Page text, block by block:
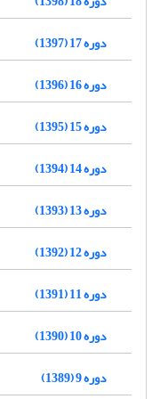
دوره 17 (1397)
دوره 16 (1396)
دوره 15 (1395)
دوره 14 (1394)
دوره 13 (1393)
دوره 12 (1392)
دوره 11 (1391)
دوره 10 (1390)
دوره 9 (1389)